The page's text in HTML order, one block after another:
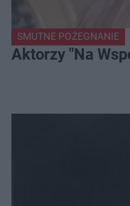
SMUTNE POŻEGNANIE
Aktorzy "Na